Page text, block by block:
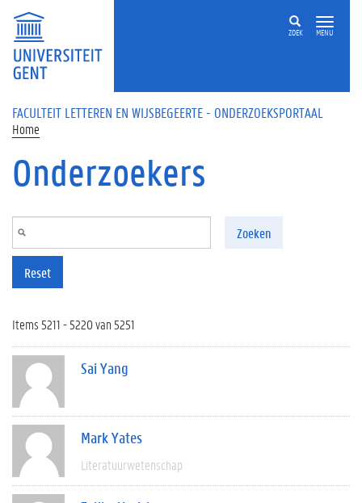
Overslaan en naar de inhoud gaan
ZOEK MENU
FACULTEIT LETTEREN EN WIJSBEGEERTE - ONDERZOEKSPORTAAL
Home
Onderzoekers
Zoeken
Reset
Items 5211 - 5220 van 5251
Sai Yang
Mark Yates
Literatuurwetenschap